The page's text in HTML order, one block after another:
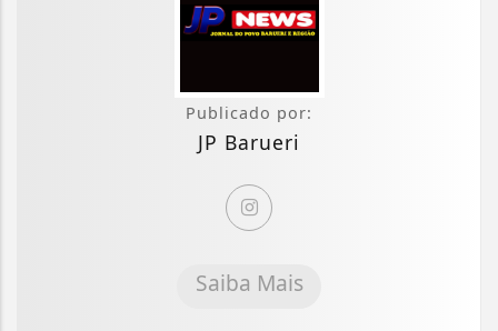
Publicado por:
JP Barueri
Saiba Mais